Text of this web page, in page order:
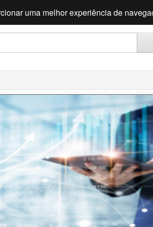
uma melhor experiência de